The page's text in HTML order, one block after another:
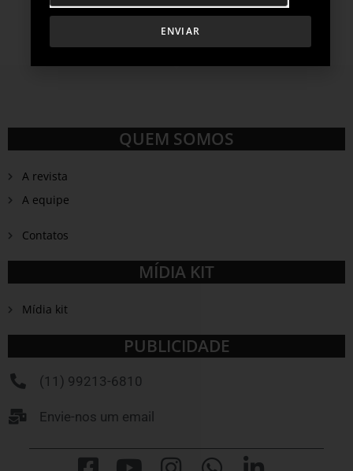
QUEM SOMOS
A revista
A equipe
Contatos
MÍDIA KIT
Mídia kit
PUBLICIDADE
(11) 99213-6810
Envie-nos um email
ENVIAR